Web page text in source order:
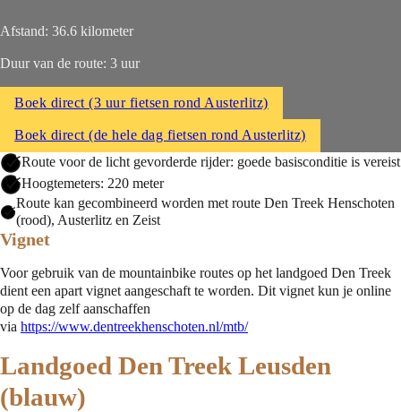
Afstand: 36.6 kilometer
Duur van de route: 3 uur
Boek direct (3 uur fietsen rond Austerlitz)
Boek direct (de hele dag fietsen rond Austerlitz)
Route voor de licht gevorderde rijder: goede basisconditie is vereist
Hoogtemeters: 220 meter
Route kan gecombineerd worden met route Den Treek Henschoten
(rood), Austerlitz en Zeist
Vignet
Voor gebruik van de mountainbike routes op het landgoed Den Treek
dient een apart vignet aangeschaft te worden. Dit vignet kun je online
op de dag zelf aanschaffen
via https://www.dentreekhenschoten.nl/mtb/
Landgoed Den Treek Leusden
(blauw)